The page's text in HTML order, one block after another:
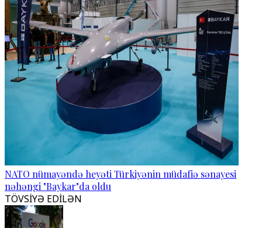
NATO nümayəndə heyəti Türkiyənin müdafiə sənayesi
nəhəngi "Baykar"da oldu
TÖVSİYƏ EDİLƏN